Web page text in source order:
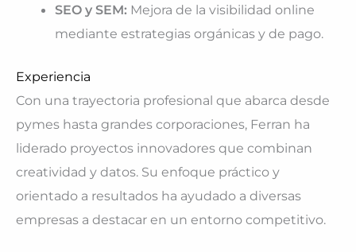
SEO y SEM: Mejora de la visibilidad online
mediante estrategias orgánicas y de pago.
Experiencia
Con una trayectoria profesional que abarca desde
pymes hasta grandes corporaciones, Ferran ha
liderado proyectos innovadores que combinan
creatividad y datos. Su enfoque práctico y
orientado a resultados ha ayudado a diversas
empresas a destacar en un entorno competitivo.